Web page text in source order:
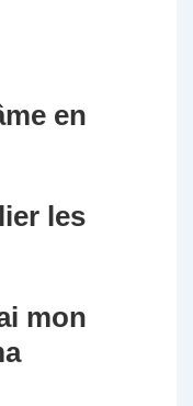
en
les
mon